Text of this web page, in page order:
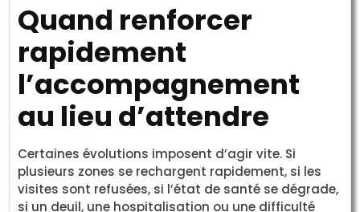
Quand renforcer
rapidement
l’accompagnement
au lieu d’attendre
Certaines évolutions imposent d’agir vite. Si
plusieurs zones se rechargent rapidement, si les
visites sont refusées, si l’état de santé se dégrade,
si un deuil, une hospitalisation ou une difficulté